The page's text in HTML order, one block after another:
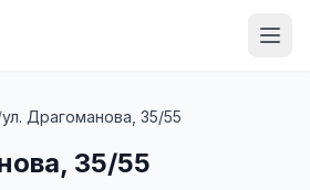
ул. Драгоманова, 35/55
35/55